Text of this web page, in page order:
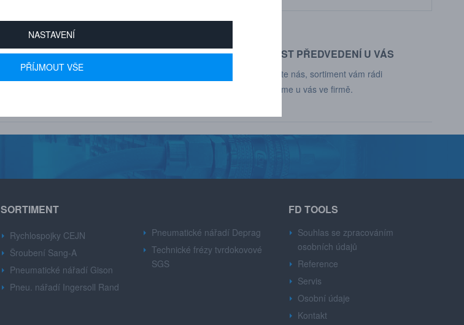
AUTORIZOVANÝ DEALER
Značek CEJN, Gison, Ingersoll Rand, Deprag,
MOŽNOST PŘEDVEDENÍ U VÁS
Kontaktujte nás, sortiment vám rádi
představíme u vás ve firmě.
SORTIMENT
Rychlospojky CEJN
Šroubení Sang-A
Pneumatické nářadí Gison
Pneu. nářadí Ingersoll Rand
Pneumatické nářadí Deprag
Technické frézy tvrdokovové
SGS
FD TOOLS
Souhlas se zpracováním
osobních údajů
Reference
Servis
Osobní údaje
Kontakt
NASTAVENÍ
PŘÍJMOUT VŠE